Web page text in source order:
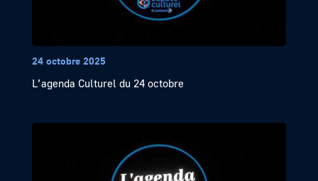
24 octobre 2025
L’agenda Culturel du 24 octobre